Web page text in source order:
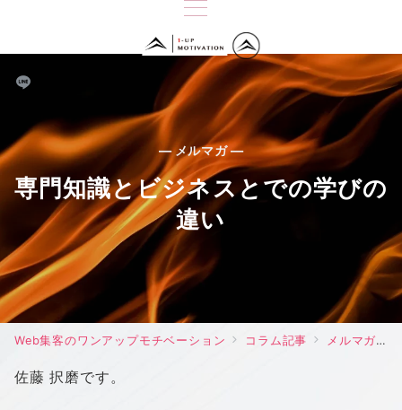
— メルマガ —
専門知識とビジネスとでの学びの
違い
Web集客のワンアップモチベーション コラム記事 メルマガ
佐藤 択磨です。